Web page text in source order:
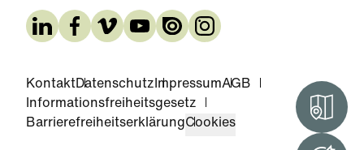
KontaktDatenschutz ImpressumAGB
Informationsfreiheitsgesetz
BarrierefreiheitserklärungCookies